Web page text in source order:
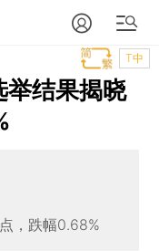
T中
举结果揭晓
，跌幅0.68%